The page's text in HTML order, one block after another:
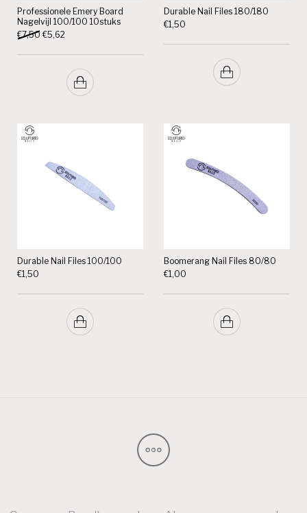
Professionele Emery Board
Nagelvijl 100/100 10stuks
€7,50 Oorspronkelijke prijs was: €7,50.
€5,62
Durable Nail Files 180/180
€1,50
Durable Nail Files 100/100
€1,50
Boomerang Nail Files 80/80
€1,00